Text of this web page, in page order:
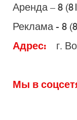
Аренда – 8
Реклама - 8
Адрес:
г.
Мы в